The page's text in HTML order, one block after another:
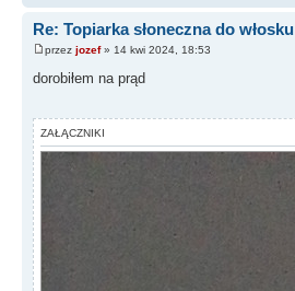
Re: Topiarka słoneczna do włosku
przez jozef» 14 kwi 2024, 18:53
dorobiłem na prąd
ZAŁĄCZNIKI